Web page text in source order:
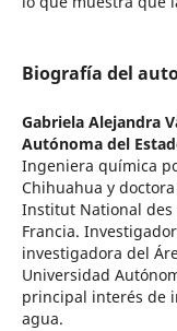
Biografía del
Gabriela Alejandra
Autónoma del
Ingeniera química
Chihuahua y
Institut National des
Francia.
investigadora del
Universidad
principal interés de
agua.